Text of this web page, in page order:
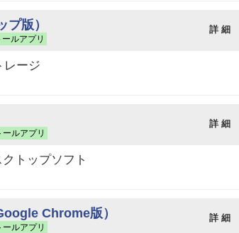
版）
ルアプリ
詳 細
レージ
ールアプリ
詳 細
トップソフト
Chrome版）
ールアプリ
詳 細